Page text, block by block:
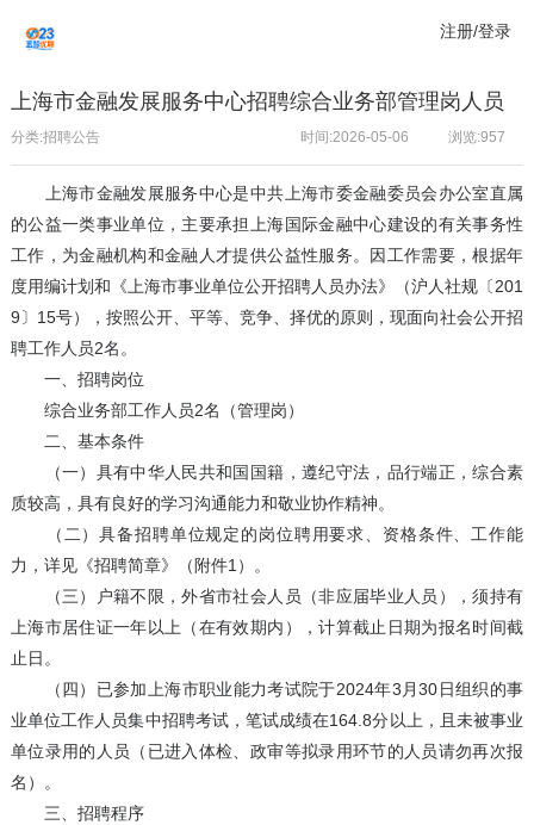
注册/登录
上海市金融发展服务中心招聘综合业务部管理岗人员
分类:招聘公告 浏览:957
时间:2026-05-06
上海市金融发展服务中心是中共上海市委金融委员会办公室直属
的公益一类事业单位，主要承担上海国际金融中心建设的有关事务性
工作，为金融机构和金融人才提供公益性服务。因工作需要，根据年
度用编计划和《上海市事业单位公开招聘人员办法》（沪人社规〔201
9〕15号），按照公开、平等、竞争、择优的原则，现面向社会公开招
聘工作人员2名。
一、招聘岗位
综合业务部工作人员2名（管理岗）
二、基本条件
（一）具有中华人民共和国国籍，遵纪守法，品行端正，综合素
质较高，具有良好的学习沟通能力和敬业协作精神。
（二）具备招聘单位规定的岗位聘用要求、资格条件、工作能
力，详见《招聘简章》（附件1）。
（三）户籍不限，外省市社会人员（非应届毕业人员），须持有
上海市居住证一年以上（在有效期内），计算截止日期为报名时间截
止日。
（四）已参加上海市职业能力考试院于2024年3月30日组织的事
业单位工作人员集中招聘考试，笔试成绩在164.8分以上，且未被事业
单位录用的人员（已进入体检、政审等拟录用环节的人员请勿再次报
名）。
三、招聘程序